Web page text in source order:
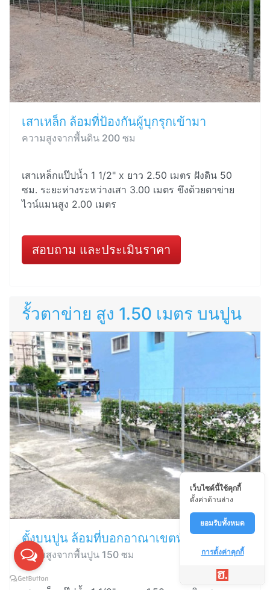
เสาเหล็ก ล้อมที่ป้องกันผู้บุกรุกเข้ามา
ความสูงจากพื้นดิน 200 ซม
เสาเหล็กแป๊ปน้ำ 1 1/2" x ยาว 2.50 เมตร ฝังดิน 50
ซม. ระยะห่างระหว่างเสา 3.00 เมตร ขึงด้วยตาข่าย
ไวน์แมนสูง 2.00 เมตร
สอบถาม และประเมินราคา
รั้วตาข่าย สูง 1.50 เมตร บนปูน
ตั้งบนปูน ล้อมที่บอกอาณาเขตทั่วไป
ความสูงจากพื้นปูน 150 ซม
เว็บไซต์นี้ใช้คุกกี้
ตั้งค่าด้านล่าง
ยอมรับทั้งหมด
การตั้งค่าคุกกี้